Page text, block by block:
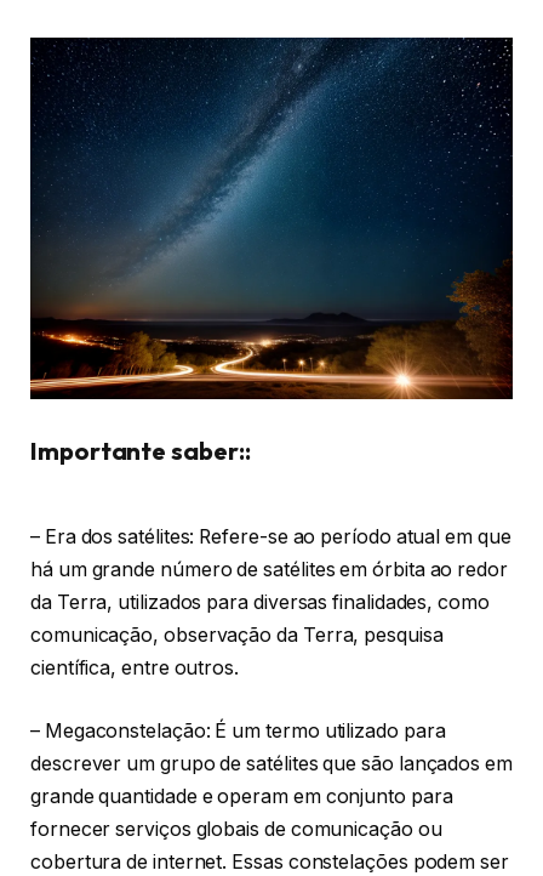
Importante saber::
– Era dos satélites: Refere-se ao período atual em que
há um grande número de satélites em órbita ao redor
da Terra, utilizados para diversas finalidades, como
comunicação, observação da Terra, pesquisa
científica, entre outros.
– Megaconstelação: É um termo utilizado para
descrever um grupo de satélites que são lançados em
grande quantidade e operam em conjunto para
fornecer serviços globais de comunicação ou
cobertura de internet. Essas constelações podem ser